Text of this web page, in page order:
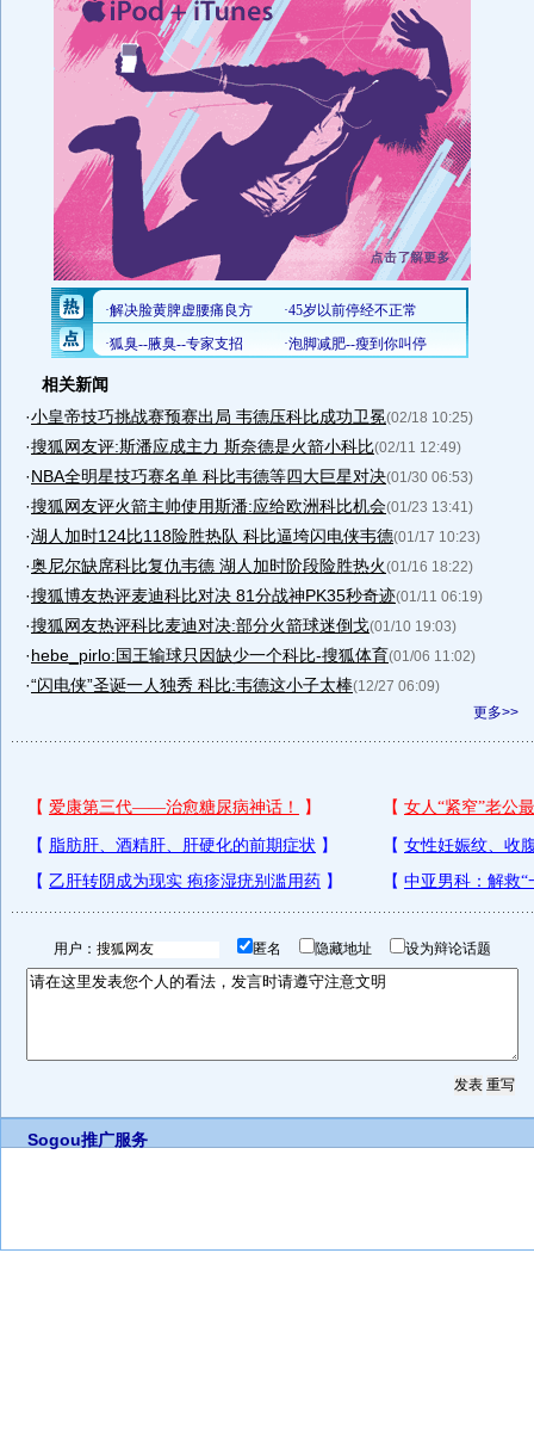
相关新闻
·小皇帝技巧挑战赛预赛出局 韦德压科比成功卫冕(02/18 10:25)
·搜狐网友评:斯潘应成主力 斯奈德是火箭小科比(02/11 12:49)
·NBA全明星技巧赛名单 科比韦德等四大巨星对决(01/30 06:53)
·搜狐网友评火箭主帅使用斯潘:应给欧洲科比机会(01/23 13:41)
·湖人加时124比118险胜热队 科比逼垮闪电侠韦德(01/17 10:23)
·奥尼尔缺席科比复仇韦德 湖人加时阶段险胜热火(01/16 18:22)
·搜狐博友热评麦迪科比对决 81分战神PK35秒奇迹(01/11 06:19)
·搜狐网友热评科比麦迪对决:部分火箭球迷倒戈(01/10 19:03)
·hebe_pirlo:国王输球只因缺少一个科比-搜狐体育(01/06 11:02)
·“闪电侠”圣诞一人独秀 科比:韦德这小子太棒(12/27 06:09)
更多>>
用户： 匿名 隐藏地址 设为辩论话题
Sogou推广服务